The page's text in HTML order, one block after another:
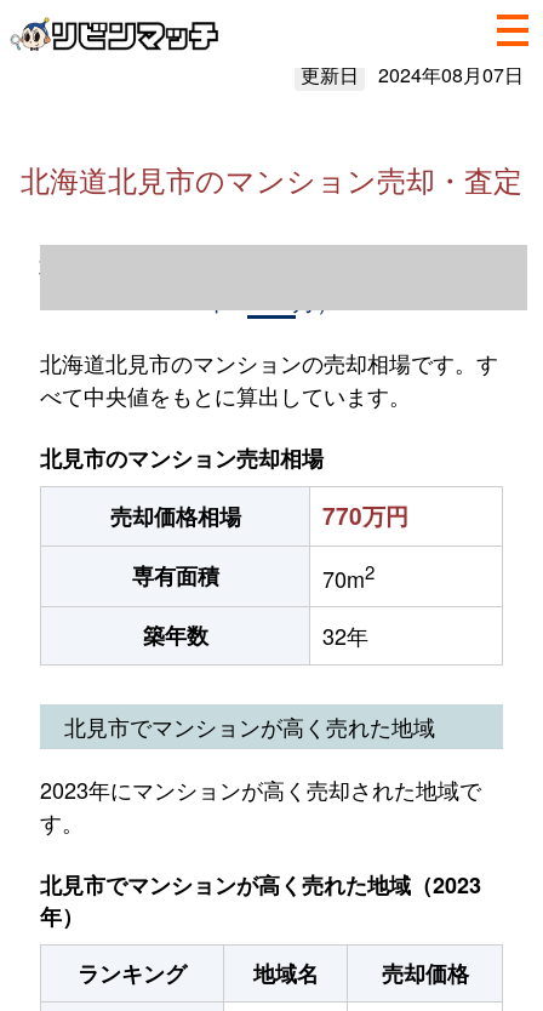
更新日 2024年08月07日
北海道北見市のマンション売却・査定
北海道北見市のマンション売却情報（2023
北海道北見市のマンションの売却相場です。す
べて中央値をもとに算出しています。
北見市のマンション売却相場
売却価格相場
770万円
専有面積 70m2
築年数 32年
北見市でマンションが高く売れた地域
2023年にマンションが高く売却された地域で
す。
北見市でマンションが高く売れた地域（2023
年）
ランキング
地域名
売却価格